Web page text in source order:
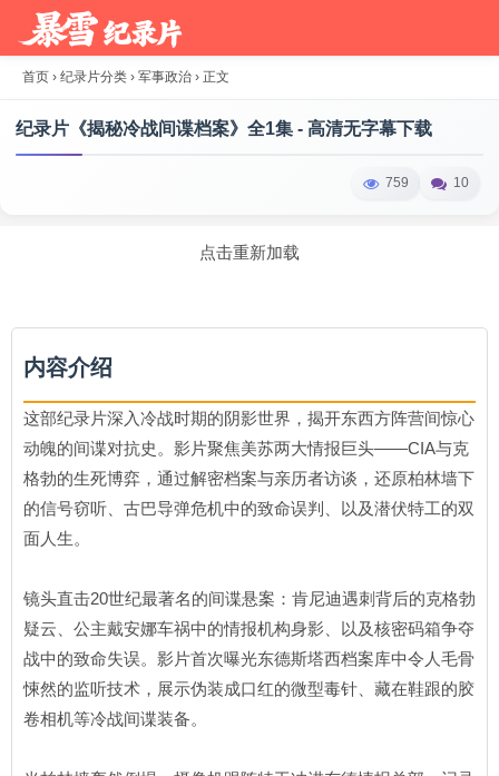
首页 › 纪录片分类 › 军事政治 › 正文
纪录片《揭秘冷战间谍档案》全1集 - 高清无字幕下载
759 10
点击重新加载
内容介绍
这部纪录片深入冷战时期的阴影世界，揭开东西方阵营间惊心
动魄的间谍对抗史。影片聚焦美苏两大情报巨头——CIA与克
格勃的生死博弈，通过解密档案与亲历者访谈，还原柏林墙下
的信号窃听、古巴导弹危机中的致命误判、以及潜伏特工的双
面人生。
镜头直击20世纪最著名的间谍悬案：肯尼迪遇刺背后的克格勃
疑云、公主戴安娜车祸中的情报机构身影、以及核密码箱争夺
战中的致命失误。影片首次曝光东德斯塔西档案库中令人毛骨
悚然的监听技术，展示伪装成口红的微型毒针、藏在鞋跟的胶
卷相机等冷战间谍装备。